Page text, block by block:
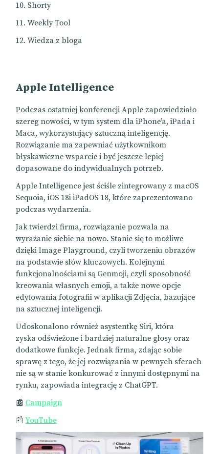
Shorty
Weekly Tool
Wiedza z bloga
Apple Intelligence
Podczas ostatniej konferencji Apple zapowiedziało
szereg nowości, w tym system dla iPhone’a, iPada i
Maca, wykorzystujący sztuczną inteligencję.
Rozwiązanie ma zapewniać użytkownikom
błyskawiczne wsparcie i być jeszcze lepiej
dopasowane do indywidualnych potrzeb.
Apple Intelligence jest ściśle zintegrowany z macOS
Sequoia, iOS 18i iPadOS 18, które zaprezentowano
podczas wydarzenia.
Jak twierdzi firma, rozwiązanie pozwala na
wyrażanie siebie na nowo. Stanie się to możliwe
dzięki Image Playground, czyli tworzeniu obrazów
na podstawie słów kluczowych. Kolejnymi
funkcjonalnościami są Genmoji, czyli sposobność
kreowania własnych emoji, a także nowe opcje
edytowania fotografii w aplikacji Zdjęcia, bazujące
na sztucznej inteligencji.
Udoskonalono również asystentkę Siri, która
zyska odświeżone i bardziej naturalne głosy oraz
dodatkowe funkcje. Jednak firma, zdając sobie
sprawę z tego, że jej rozwiązania w pewnych sferach
nie są w stanie konkurować z innymi dostępnymi na
rynku, zapowiada integrację z ChatGPT.
📰 Campaign
📰 YouTube